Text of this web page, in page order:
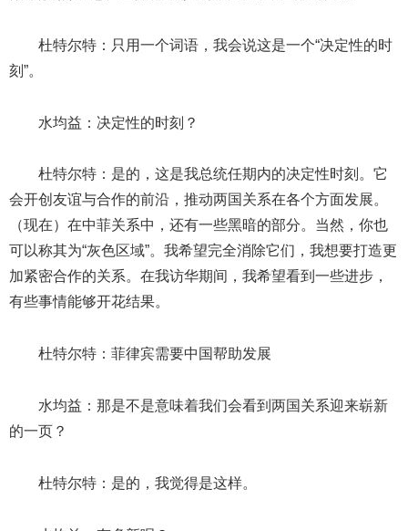
杜特尔特：只用一个词语，我会说这是一个“决定性的时
刻”。
水均益：决定性的时刻？
杜特尔特：是的，这是我总统任期内的决定性时刻。它
会开创友谊与合作的前沿，推动两国关系在各个方面发展。
（现在）在中菲关系中，还有一些黑暗的部分。当然，你也
可以称其为“灰色区域”。我希望完全消除它们，我想要打造更
加紧密合作的关系。在我访华期间，我希望看到一些进步，
有些事情能够开花结果。
杜特尔特：菲律宾需要中国帮助发展
水均益：那是不是意味着我们会看到两国关系迎来崭新
的一页？
杜特尔特：是的，我觉得是这样。